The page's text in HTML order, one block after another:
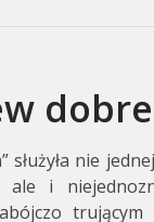
służyła nie
i
trującym